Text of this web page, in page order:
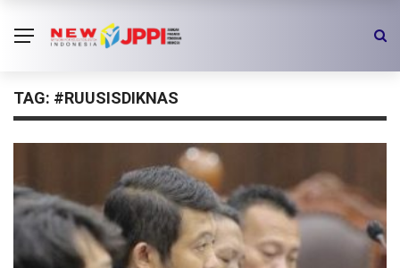
TAG: #RUUSISDIKNAS